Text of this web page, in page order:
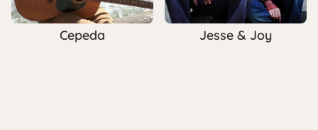
Cepeda Jesse & Joy